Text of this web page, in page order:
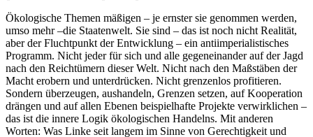
Ökologische Themen mäßigen – je ernster sie genommen werden,
umso mehr –die Staatenwelt. Sie sind – das ist noch nicht Realität,
aber der Fluchtpunkt der Entwicklung – ein antiimperialistisches
Programm. Nicht jeder für sich und alle gegeneinander auf der Jagd
nach den Reichtümern dieser Welt. Nicht nach den Maßstäben der
Macht erobern und unterdrücken. Nicht grenzenlos profitieren.
Sondern überzeugen, aushandeln, Grenzen setzen, auf Kooperation
drängen und auf allen Ebenen beispielhafte Projekte verwirklichen –
das ist die innere Logik ökologischen Handelns. Mit anderen
Worten: Was Linke seit langem im Sinne von Gerechtigkeit und